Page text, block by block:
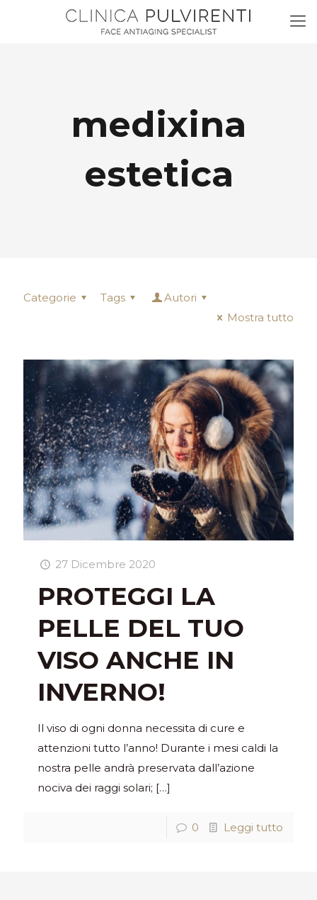
medixina
estetica
Categorie Tags
Autori
Mostra tutto
27 Dicembre 2020
PROTEGGI LA
PELLE DEL TUO
VISO ANCHE IN
INVERNO!
Il viso di ogni donna necessita di cure e
attenzioni tutto l’anno! Durante i mesi caldi la
nostra pelle andrà preservata dall’azione
nociva dei raggi solari; […]
0 Leggi tutto